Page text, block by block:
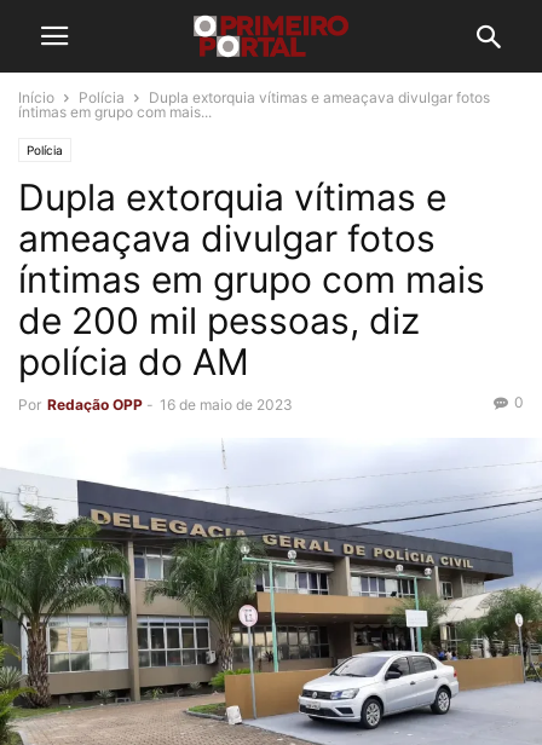
Início Polícia
Dupla extorquia vítimas e ameaçava divulgar fotos
íntimas em grupo com mais...
Polícia
Dupla extorquia vítimas e
ameaçava divulgar fotos
íntimas em grupo com mais
de 200 mil pessoas, diz
polícia do AM
Por Redação OPP - 16 de maio de 2023 0